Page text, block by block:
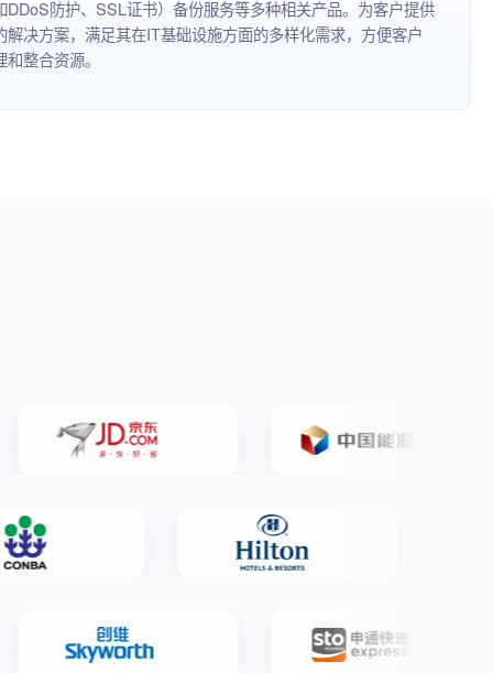
DDoS防护、SSL证书）备份服务等多种相关产品。为客户提供
解决方案，满足其在IT基础设施方面的多样化需求，方便客户
整合资源。